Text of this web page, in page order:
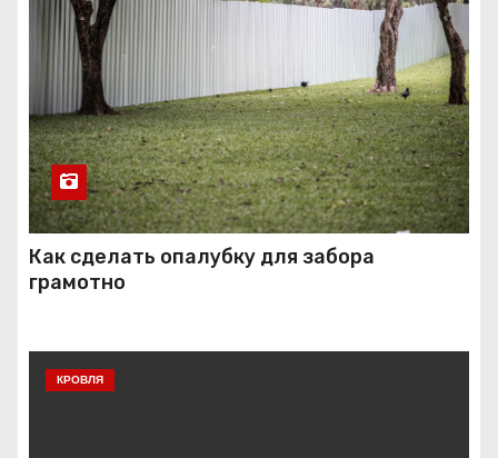
Как сделать опалубку для забора
грамотно
КРОВЛЯ